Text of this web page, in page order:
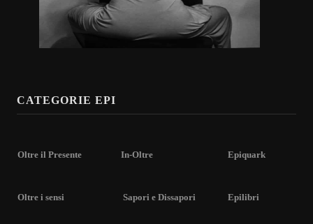
CATEGORIE EPI
Oltre il Presente In-Oltre Epiquark
Oltre i sensi Sapori e Dissapori Epilibri